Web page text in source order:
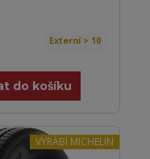
Externí > 10
do košíku
VYRÁBÍ MICHELIN